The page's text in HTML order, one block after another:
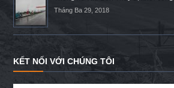
Tháng Ba 29, 2018
KẾT NỐI VỚI CHÚNG TÔI